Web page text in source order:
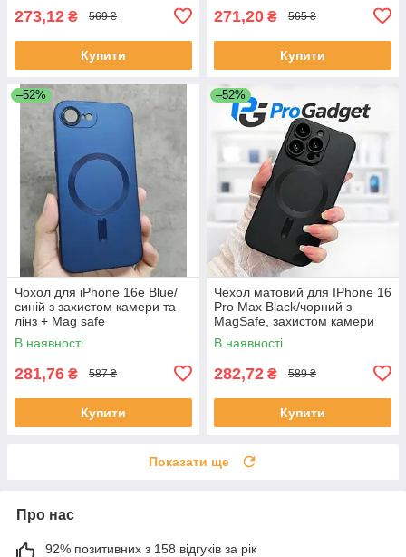
273,12 ₴ 569 ₴
Купити
271,20 ₴ 565 ₴
Купити
–52%
Чохол для iPhone 16е Blue/
синій з захистом камери та
лінз + Mag safe
В наявності
281,76 ₴ 587 ₴
Купити
–52%
Чехол матовий для IPhone 16
Pro Max Black/чорний з
MagSafe, захистом камери
В наявності
282,72 ₴ 589 ₴
Купити
Показати ще
Про нас
92% позитивних з 158 відгуків за рік